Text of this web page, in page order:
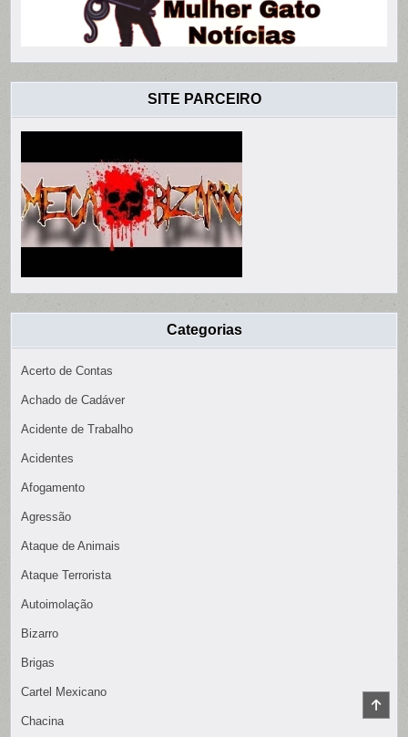
SITE PARCEIRO
Categorias
Acerto de Contas
Achado de Cadáver
Acidente de Trabalho
Acidentes
Afogamento
Agressão
Ataque de Animais
Ataque Terrorista
Autoimolação
Bizarro
Brigas
Cartel Mexicano
Chacina
TO